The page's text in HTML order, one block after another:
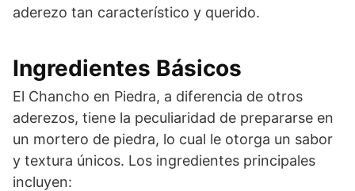
aderezo tan característico y querido.
Ingredientes Básicos
El Chancho en Piedra, a diferencia de otros
aderezos, tiene la peculiaridad de prepararse en
un mortero de piedra, lo cual le otorga un sabor
y textura únicos. Los ingredientes principales
incluyen: